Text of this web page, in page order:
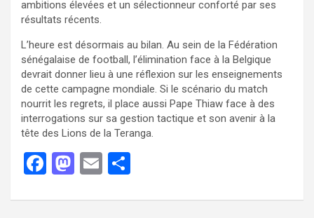
ambitions élevées et un sélectionneur conforté par ses
résultats récents.
L’heure est désormais au bilan. Au sein de la Fédération
sénégalaise de football, l’élimination face à la Belgique
devrait donner lieu à une réflexion sur les enseignements
de cette campagne mondiale. Si le scénario du match
nourrit les regrets, il place aussi Pape Thiaw face à des
interrogations sur sa gestion tactique et son avenir à la
tête des Lions de la Teranga.
F
ce
M
st
E
ail ta